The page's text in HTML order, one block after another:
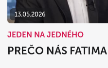
13.05.2026
JEDEN NA JEDNÉHO
PREČO NÁS